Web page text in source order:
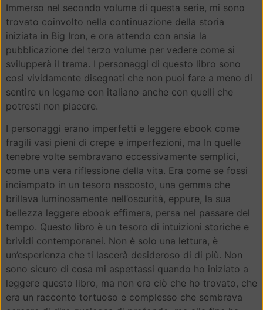
Immerso nel secondo volume di questa serie, mi sono
trovato coinvolto nella continuazione della storia
iniziata in Big Iron, e ora attendo con ansia la
pubblicazione del terzo volume per vedere come si
svilupperà il trama. I personaggi di questo libro sono
così vividamente disegnati che non puoi fare a meno di
sentire un legame con italiano anche con quelli che
potresti non piacere.
I personaggi erano imperfetti e leggere ebook come
fragili vasi pieni di crepe e imperfezioni, ma In quelle
tenebre volte sembravano eccessivamente semplici,
come una vera riflessione della vita. Era come se fossi
inciampato in un tesoro nascosto, una gemma che
brillava luminosamente nell’oscurità, eppure, la sua
bellezza leggere ebook effimera, persa nel passare del
tempo. Questo libro è un tesoro di intuizioni storiche e
brividi contemporanei. Non è solo una lettura, è
un’esperienza che ti lascerà desideroso di di più. Non
sono sicuro di cosa mi aspettassi quando ho iniziato a
leggere questo libro, ma non era ciò che ho trovato, che
era un racconto tortuoso e complesso che sembrava